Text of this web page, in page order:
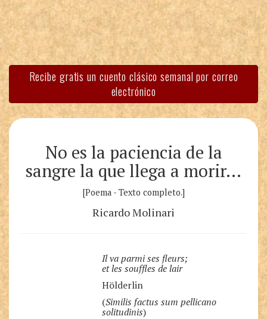
Recibe gratis un cuento clásico semanal por correo
electrónico
No es la paciencia de la
sangre la que llega a morir…
[Poema - Texto completo.]
Ricardo Molinari
Il va parmi ses fleurs;
et les souffles de lair
Hölderlin
(Similis factus sum pellicano
solitudinis)